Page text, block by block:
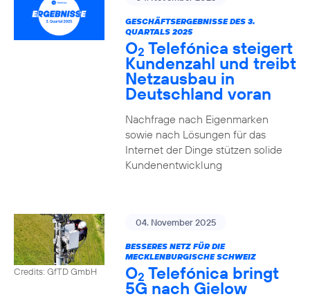
GESCHÄFTSERGEBNISSE DES 3.
QUARTALS 2025
O2 Telefónica steigert
Kundenzahl und treibt
Netzausbau in
Deutschland voran
Nachfrage nach Eigenmarken
sowie nach Lösungen für das
Internet der Dinge stützen solide
Kundenentwicklung
Credits: GfTD GmbH
04. November 2025
BESSERES NETZ FÜR DIE
MECKLENBURGISCHE SCHWEIZ
O2 Telefónica bringt
5G nach Gielow